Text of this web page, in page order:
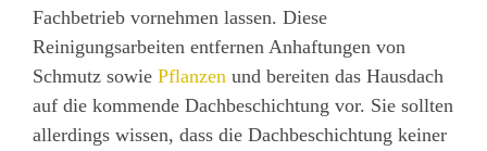
Fachbetrieb vornehmen lassen. Diese
Reinigungsarbeiten entfernen Anhaftungen von
Schmutz sowie Pflanzen und bereiten das Hausdach
auf die kommende Dachbeschichtung vor. Sie sollten
allerdings wissen, dass die Dachbeschichtung keiner